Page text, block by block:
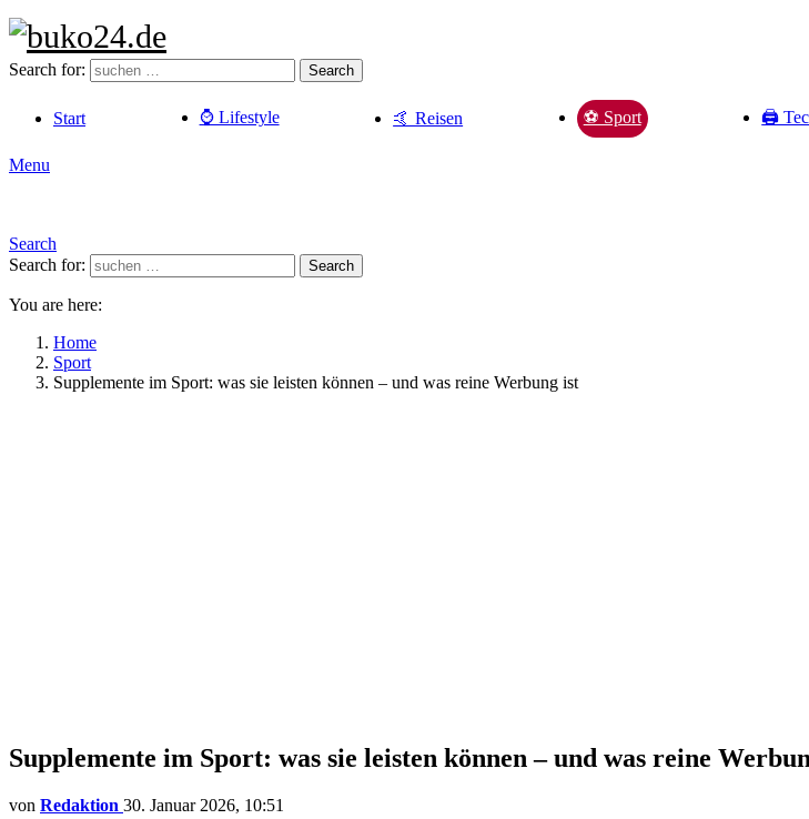
Search for: Search
Start ⌚️ Lifestyle 🤙 Reisen ⚽️ Sport 🖨️
Menu
Search
Search for:
Search
You are here:
Home
Sport
Supplemente im Sport: was sie leisten können – und was reine Werbung ist
Supplemente im Sport: was sie leisten können – und was reine
von Redaktion 30. Januar 2026, 10:51